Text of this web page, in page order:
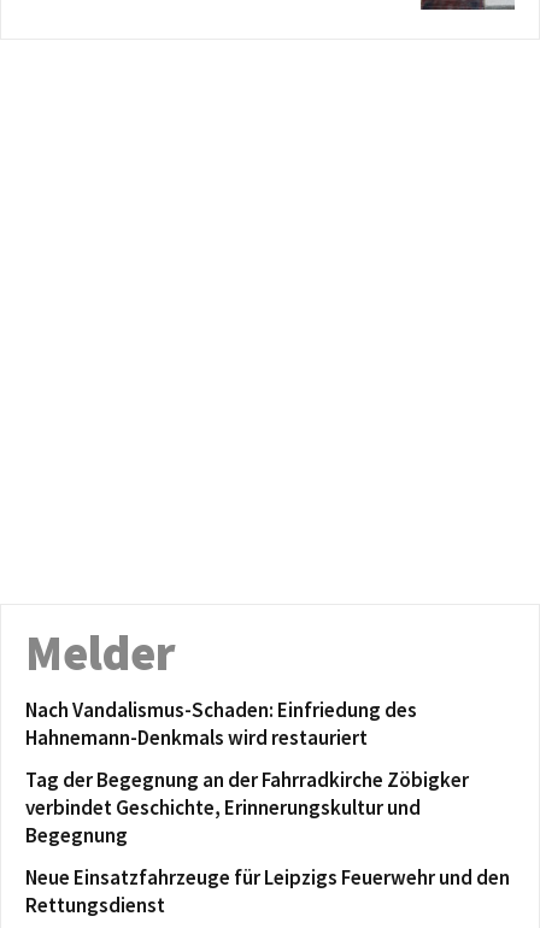
Melder
Nach Vandalismus-Schaden: Einfriedung des
Hahnemann-Denkmals wird restauriert
Tag der Begegnung an der Fahrradkirche Zöbigker
verbindet Geschichte, Erinnerungskultur und
Begegnung
Neue Einsatzfahrzeuge für Leipzigs Feuerwehr und den
Rettungsdienst